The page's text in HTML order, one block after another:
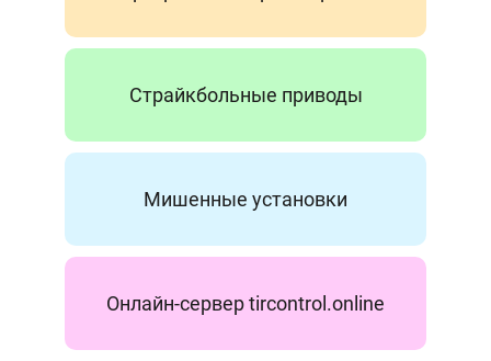
Страйкбольные приводы
Мишенные установки
Онлайн-сервер tircontrol.online